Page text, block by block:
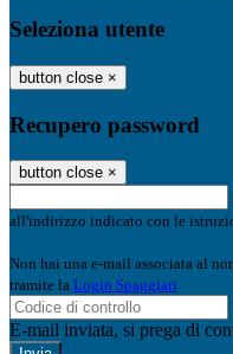
Seleziona utente
button close ×
Recupero password
button close ×
all'indirizzo indicato con le
Non hai una e-mail associata al
tramite la Login Spaggiari
E-mail inviata, si prega di